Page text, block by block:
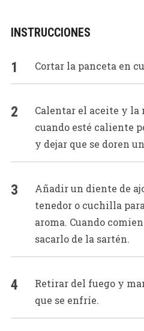
INSTRUCCIONES
Cortar la panceta en
Calentar el aceite y la
cuando esté caliente
y dejar que se doren
Añadir un diente de
tenedor o cuchilla
aroma. Cuando
sacarlo de la sartén.
Retirar del fuego y
que se enfríe.